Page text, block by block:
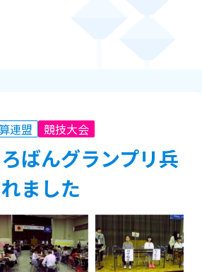
連盟 競技大会
ばんグランプリ兵
ました